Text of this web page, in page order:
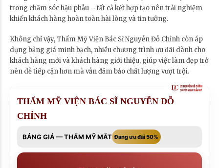
trong chăm sóc hậu phẫu – tất cả kết hợp tạo nên trải nghiệm
khiến khách hàng hoàn toàn hài lòng và tin tưởng.
Không chỉ vậy, Thẩm Mỹ Viện Bác Sĩ Nguyễn Đỗ Chỉnh còn áp
dụng bảng giá minh bạch, nhiều chương trình ưu đãi dành cho
khách hàng mới và khách hàng giới thiệu, giúp việc làm đẹp trở
nên dễ tiếp cận hơn mà vẫn đảm bảo chất lượng vượt trội.
THẨM MỸ VIỆN BÁC SĨ NGUYỄN ĐỖ
CHỈNH
BẢNG GIÁ — THẨM MỸ MẮT Đang ưu đãi 50%